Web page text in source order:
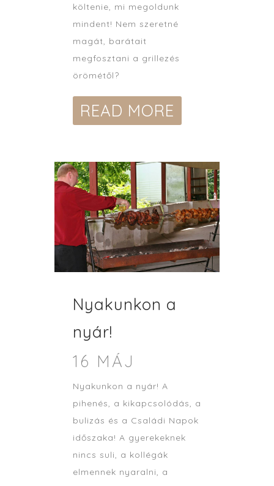
költenie, mi megoldunk
mindent! Nem szeretné
magát, barátait
megfosztani a grillezés
örömétől?
READ MORE
Nyakunkon a
nyár!
16 MÁJ
Nyakunkon a nyár! A
pihenés, a kikapcsolódás, a
bulizás és a Családi Napok
időszaka! A gyerekeknek
nincs suli, a kollégák
elmennek nyaralni, a